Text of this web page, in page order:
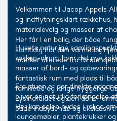
Velkommen til Jacop Appels
og indflytningsklart rækkehus,
materialevalg og masser af
Her får I en bolig, der både
samtidig har den varme og
mærker allerede fra første
Husets naturlige
køkken-alrum, hvor det nye
masser af bord- og
fantastisk rum med plads til
familietid og lange hyggelige
Lysindfaldet og den åbne
både indbydende og eksklusivt.
Fra stuen er der direkte
bliver en naturlig forlængelse
Her kan solen nydes i rolige
loungemøbler, plantekrukker